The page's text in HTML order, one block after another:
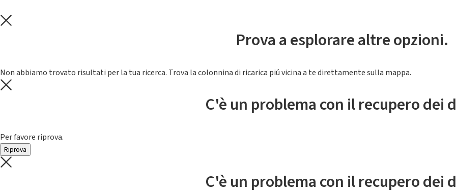
Prova a esplorare altre opzioni.
Non abbiamo trovato risultati per la tua ricerca. Trova la colonnina di ricarica piú vicina a te direttamente sulla mappa.
C'è un problema con il recupero dei
Per favore riprova.
Riprova
C'è un problema con il recupero dei